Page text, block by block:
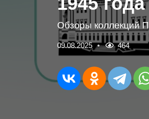
Обзоры коллекций
09.08.2025 464